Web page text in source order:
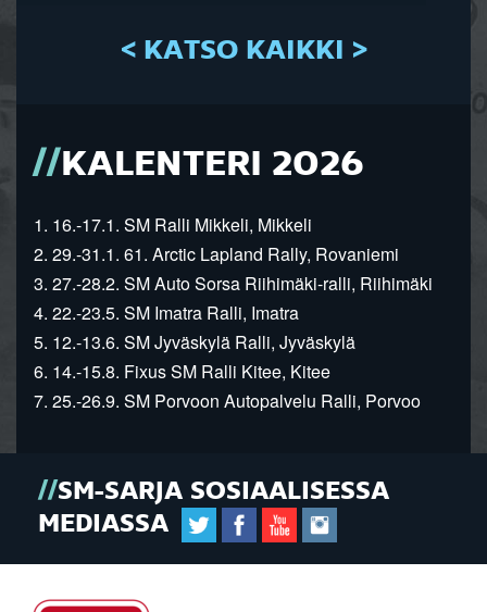
< KATSO KAIKKI >
KALENTERI 2026
1. 16.-17.1. SM Ralli Mikkeli, Mikkeli
2. 29.-31.1. 61. Arctic Lapland Rally, Rovaniemi
3. 27.-28.2. SM Auto Sorsa Riihimäki-ralli, Riihimäki
4. 22.-23.5. SM Imatra Ralli, Imatra
5. 12.-13.6. SM Jyväskylä Ralli, Jyväskylä
6. 14.-15.8. Fixus SM Ralli Kitee, Kitee
7. 25.-26.9. SM Porvoon Autopalvelu Ralli, Porvoo
SM-SARJA SOSIAALISESSA
MEDIASSA